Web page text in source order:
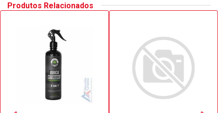
Produtos Relacionados